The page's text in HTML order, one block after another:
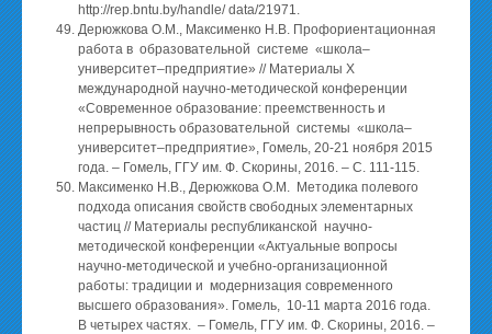
http://rep.bntu.by/handle/ data/21971.
Дерюжкова О.М., Максименко Н.В. Профориентационная
работа в образовательной системе «школа–
университет–предприятие» // Материалы X
международной научно-методической конференции
«Современное образование: преемственность и
непрерывность образовательной системы «школа–
университет–предприятие», Гомель, 20-21 ноября 2015
года. – Гомель, ГГУ им. Ф. Скорины, 2016. – С. 111-115.
Максименко Н.В., Дерюжкова О.М. Методика полевого
подхода описания свойств свободных элементарных
частиц // Материалы республиканской научно-
методической конференции «Актуальные вопросы
научно-методической и учебно-организационной
работы: традиции и модернизация современного
высшего образования». Гомель, 10-11 марта 2016 года.
В четырех частях. – Гомель, ГГУ им. Ф. Скорины, 2016. –